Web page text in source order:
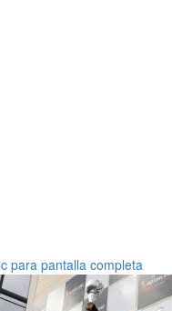
para pantalla completa